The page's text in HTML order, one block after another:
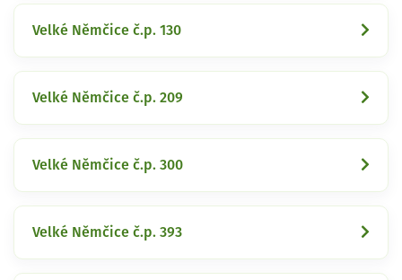
Velké Němčice č.p. 130
Velké Němčice č.p. 209
Velké Němčice č.p. 300
Velké Němčice č.p. 393